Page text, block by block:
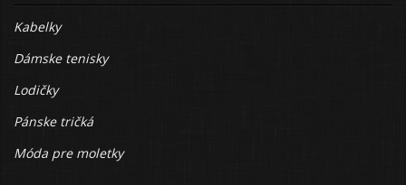
Kabelky
Dámske tenisky
Lodičky
Pánske tričká
Móda pre moletky